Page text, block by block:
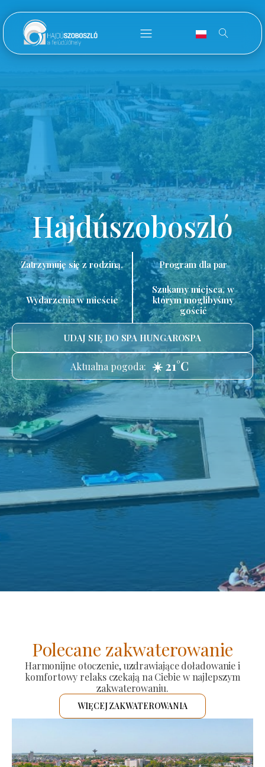
Hajdúszoboszló
Zatrzymuję się z rodziną. Program dla par
Wydarzenia w mieście
Szukamy miejsca, w
którym moglibyśmy
gościć
UDAJ SIĘ DO SPA HUNGAROSPA
Aktualna pogoda: ☀️ 21°C
Polecane zakwaterowanie
Harmonijne otoczenie, uzdrawiające doładowanie i
komfortowy relaks czekają na Ciebie w najlepszym
zakwaterowaniu.
WIĘCEJ ZAKWATEROWANIA